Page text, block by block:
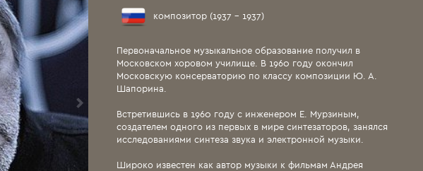
композитор (1937 - 1937)
Первоначальное музыкальное образование получил в
Московском хоровом училище. В 1960 году окончил
Московскую консерваторию по классу композиции Ю. А.
Шапорина.
Встретившись в 1960 году с инженером Е. Мурзиным,
создателем одного из первых в мире синтезаторов, занялся
исследованиями синтеза звука и электронной музыки.
Широко известен как автор музыки к фильмам Андрея